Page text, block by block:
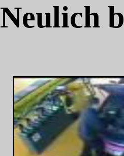
Neulich